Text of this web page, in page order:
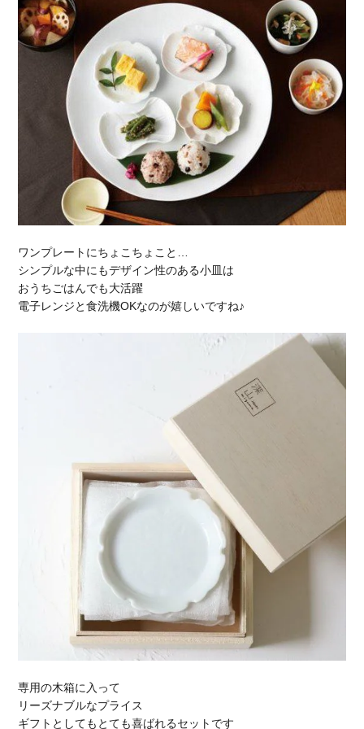
ワンプレートにちょこちょこと…
シンプルな中にもデザイン性のある小皿は
おうちごはんでも大活躍
電子レンジと食洗機OKなのが嬉しいですね♪
専用の木箱に入って
リーズナブルなプライス
ギフトとしてもとても喜ばれるセットです